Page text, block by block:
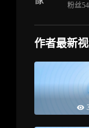
粉丝
作者最新